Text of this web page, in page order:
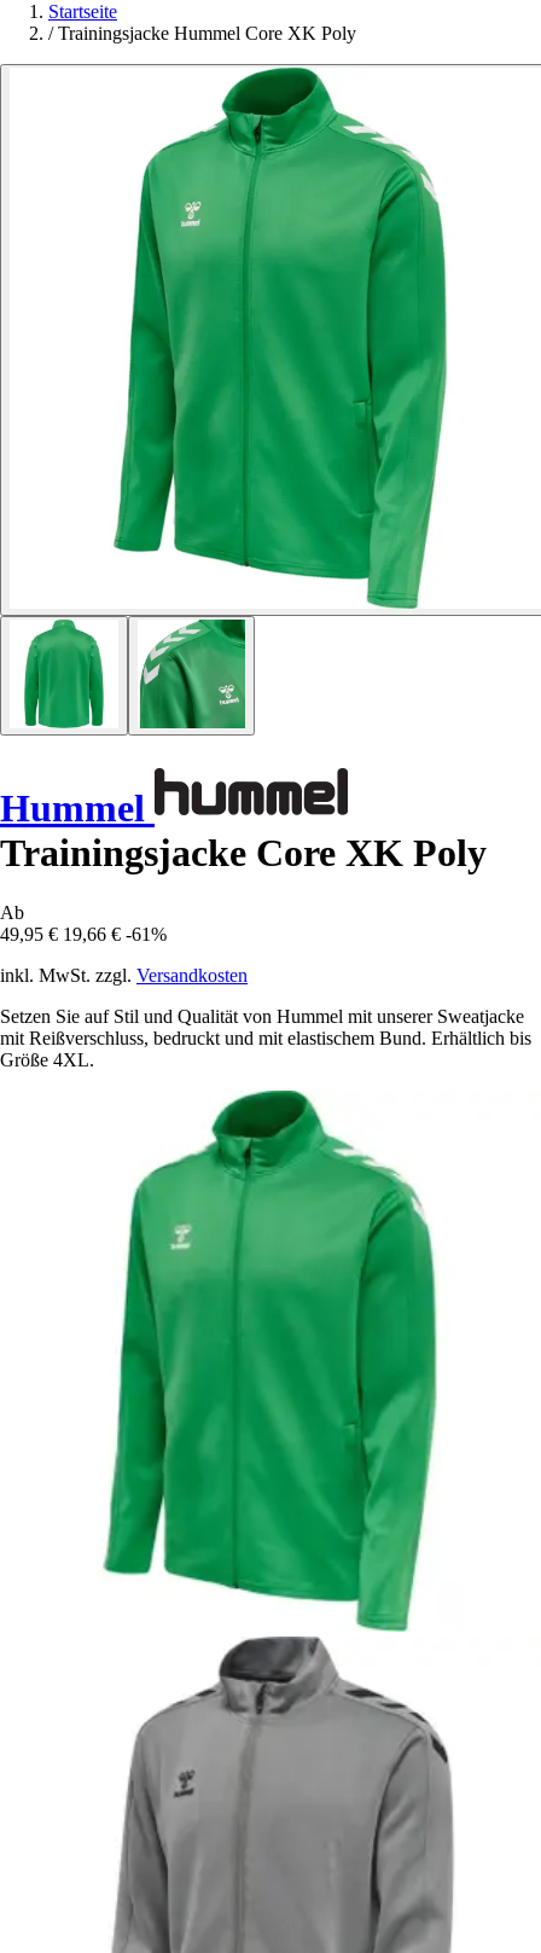
Startseite
/ Trainingsjacke Hummel Core XK Poly
Hummel
Trainingsjacke Core XK Poly
Ab
49,95 € 19,66 € -61%
inkl. MwSt. zzgl. Versandkosten
Setzen Sie auf Stil und Qualität von Hummel mit unserer Sweatjacke
mit Reißverschluss, bedruckt und mit elastischem Bund. Erhältlich bis
Größe 4XL.